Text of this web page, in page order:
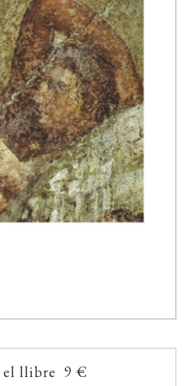
el llibre 9 €